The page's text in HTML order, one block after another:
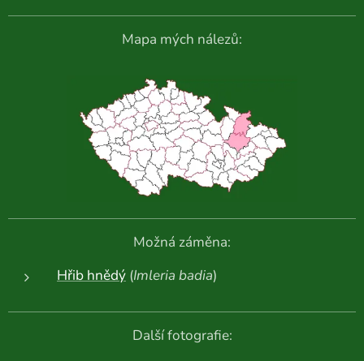
Mapa mých nálezů:
Možná záměna:
Hřib hnědý (Imleria badia)
Další fotografie: